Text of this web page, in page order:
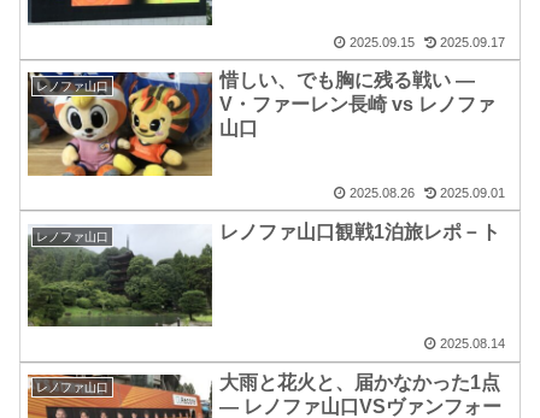
2025.09.15 2025.09.17
レノファ山口
惜しい、でも胸に残る戦い ―
V・ファーレン長崎 vs レノファ
山口
2025.08.26 2025.09.01
レノファ山口 レノファ山口観戦1泊旅レポ－ト
2025.08.14
レノファ山口
大雨と花火と、届かなかった1点
― レノファ山口VSヴァンフォー